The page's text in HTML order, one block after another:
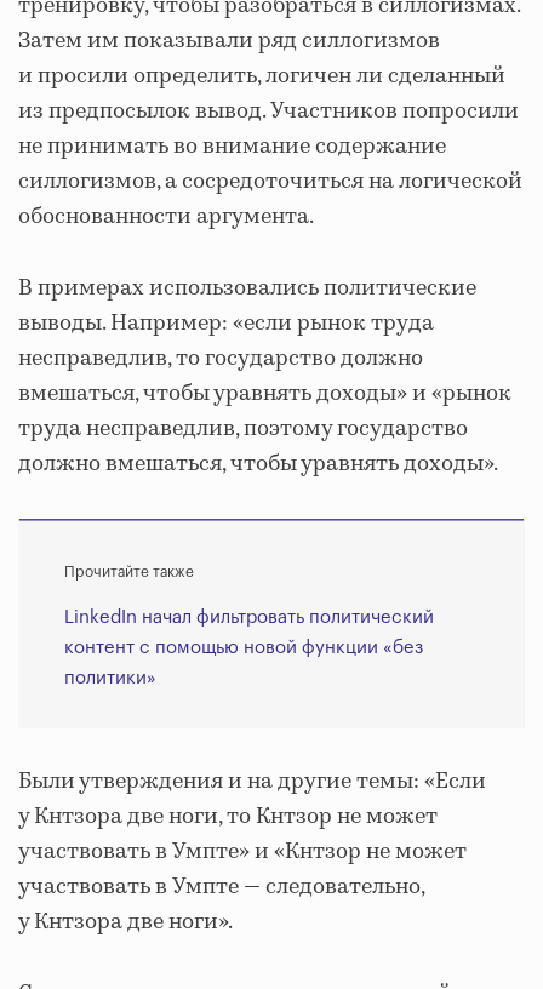
Затем им показывали ряд силлогизмов
и просили определить, логичен ли сделанный
из предпосылок вывод. Участников попросили
не принимать во внимание содержание
силлогизмов, а сосредоточиться на логической
обоснованности аргумента.
В примерах использовались политические
выводы. Например: «если рынок труда
несправедлив, то государство должно
вмешаться, чтобы уравнять доходы» и «рынок
труда несправедлив, поэтому государство
должно вмешаться, чтобы уравнять доходы».
Прочитайте также
LinkedIn начал фильтровать политический
контент с помощью новой функции «без
политики»
Были утверждения и на другие темы: «Если
у Кнтзора две ноги, то Кнтзор не может
участвовать в Умпте» и «Кнтзор не может
участвовать в Умпте — следовательно,
у Кнтзора две ноги».